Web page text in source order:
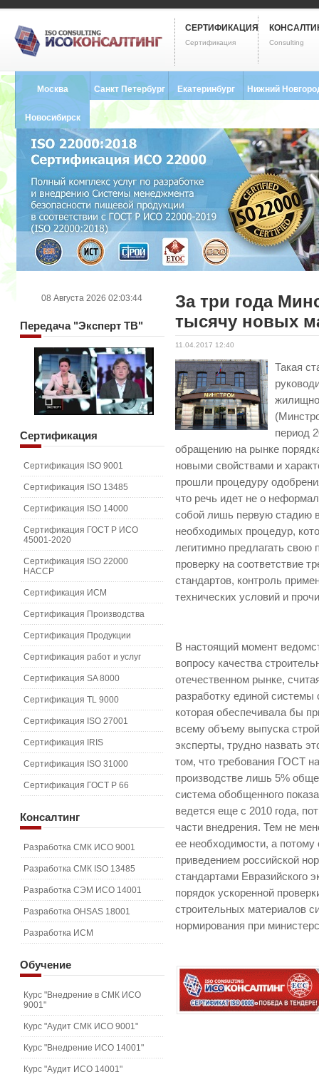
СЕРТИФИКАЦИЯ
Сертификация Consulting
Москва Санкт Петербург
8 (812) 748-2493
Екатеринбург
8 (343) 237-2593
Нижний
Новосибирск
8 (383) 227-8449
За три года
тысячу новых
11.04.2017 12:40
Такая
период
обращению на рынке
новыми свойствами и
прошли процедуру
что речь идет не о
собой лишь первую стадию
необходимых процедур,
легитимно предлагать
проверку на соответствие
стандартов, контроль
технических условий и
В настоящий момент
вопросу качества
отечественном рынке,
разработку единой
которая обеспечивала бы
всему объему выпуска
эксперты, трудно назвать
том, что требования ГОСТ
производстве лишь 5%
система обобщенного
ведется еще с 2010 года,
части внедрения. Тем не
ее необходимости, а
приведением российской
стандартами Евразийского
порядок ускоренной
строительных материалов
нормирования при
08 Августа 2026 02:03:44
Передача"Эксперт ТВ"
Сертификация
Сертификация ISO 9001
Сертификация ISO 13485
Сертификация ISO 14000
Сертификация ГОСТ Р ИСО
45001-2020
Сертификация ISO 22000
HACCP
Сертификация ИСМ
Сертификация Производства
Сертификация Продукции
Сертификация работ и услуг
Сертификация SA 8000
Сертификация TL 9000
Сертификация ISO 27001
Сертификация IRIS
Сертификация ISO 31000
Сертификация ГОСТ Р 66
Консалтинг
Разработка СМК ИСО 9001
Разработка СМК ISO 13485
Разработка СЭМ ИСО 14001
Разработка OHSAS 18001
Разработка ИСМ
Обучение
Курс "Внедрение в СМК ИСО
9001"
Курс "Аудит СМК ИСО 9001"
Курс "Внедрение ИСО 14001"
Курс "Аудит ИСО 14001"